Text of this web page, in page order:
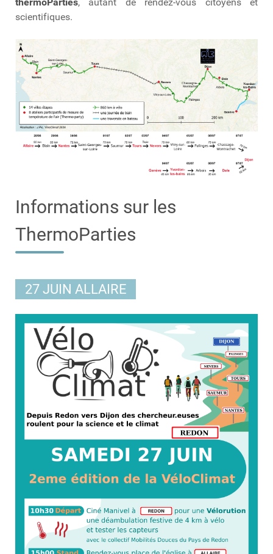
scientifiques.
Informations sur les
ThermoParties
27 JUIN ALLAIRE